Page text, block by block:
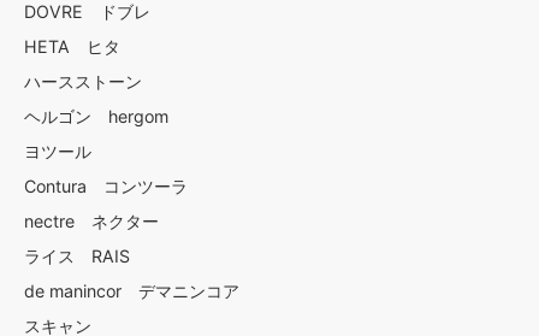
DOVRE ドブレ
HETA ヒタ
ハースストーン
ヘルゴン hergom
ヨツール
Contura コンツーラ
nectre ネクター
ライス RAIS
de manincor デマニンコア
スキャン